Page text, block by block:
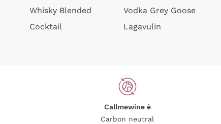
Whisky Blended
Cocktail
Vodka Grey Goose
Lagavulin
Callmewine è
Carbon neutral